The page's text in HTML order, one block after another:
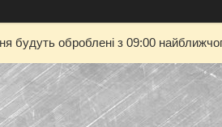
будуть оброблені з 09:00